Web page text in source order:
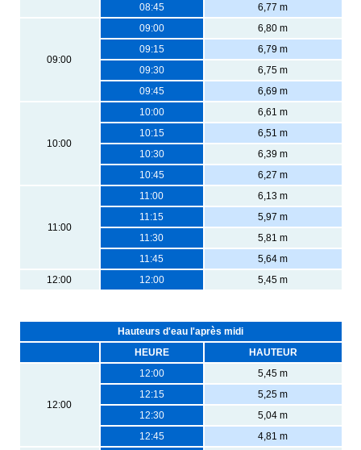
08:45
6,77 m
09:00
09:00
6,80 m
09:15
6,79 m
09:30
6,75 m
09:45
6,69 m
10:00
10:00
6,61 m
10:15
6,51 m
10:30
6,39 m
10:45
6,27 m
11:00
11:00
6,13 m
11:15
5,97 m
11:30
5,81 m
11:45
5,64 m
12:00
12:00 5,45 m
Hauteurs d'eau l'après midi
HEURE
HAUTEUR
12:00
12:00
5,45 m
12:15
5,25 m
12:30
5,04 m
12:45
4,81 m